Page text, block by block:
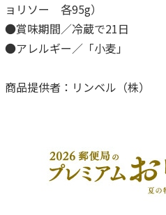
ョリソー 各95g）
●賞味期間／冷蔵で21日
●アレルギー／「小麦」
商品提供者：リンベル（株）